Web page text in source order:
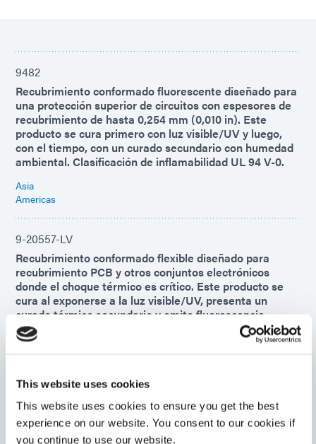
This website uses cookies
This website uses cookies to ensure you get the best
experience on our website. You consent to our cookies if
you continue to use our website.
9482
Recubrimiento conformado fluorescente diseñado para
una protección superior de circuitos con espesores de
recubrimiento de hasta 0,254 mm (0,010 in). Este
producto se cura primero con luz visible/UV y luego,
con el tiempo, con un curado secundario con humedad
ambiental. Clasificación de inflamabilidad UL 94 V-0.
Asia
Americas
9-20557-LV
Recubrimiento conformado flexible diseñado para
recubrimiento PCB y otros conjuntos electrónicos
donde el choque térmico es crítico. Este producto se
cura al exponerse a la luz visible/UV, presenta un
curado térmico secundario y emite fluorescencia.
Americas
9481-E-PZ
Formulado para garantizar un curado completo en PCB
de alta densidad donde las áreas de sombra son un